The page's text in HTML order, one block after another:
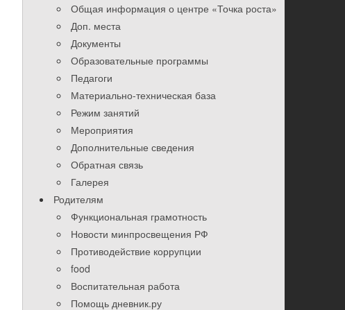
Общая информация о центре «Точка роста»
Доп. места
Документы
Образовательные программы
Педагоги
Материально-техническая база
Режим занятий
Мероприятия
Дополнительные сведения
Обратная связь
Галерея
Родителям
Функциональная грамотность
Новости минпросвещения РФ
Противодействие коррупции
food
Воспитательная работа
Помощь дневник.ру